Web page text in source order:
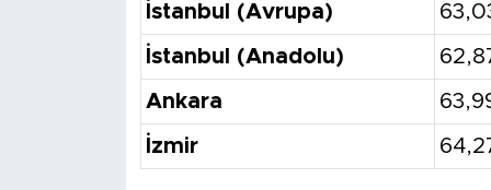
İstanbul (Avrupa)
İstanbul (Anadolu)
Ankara
İzmir